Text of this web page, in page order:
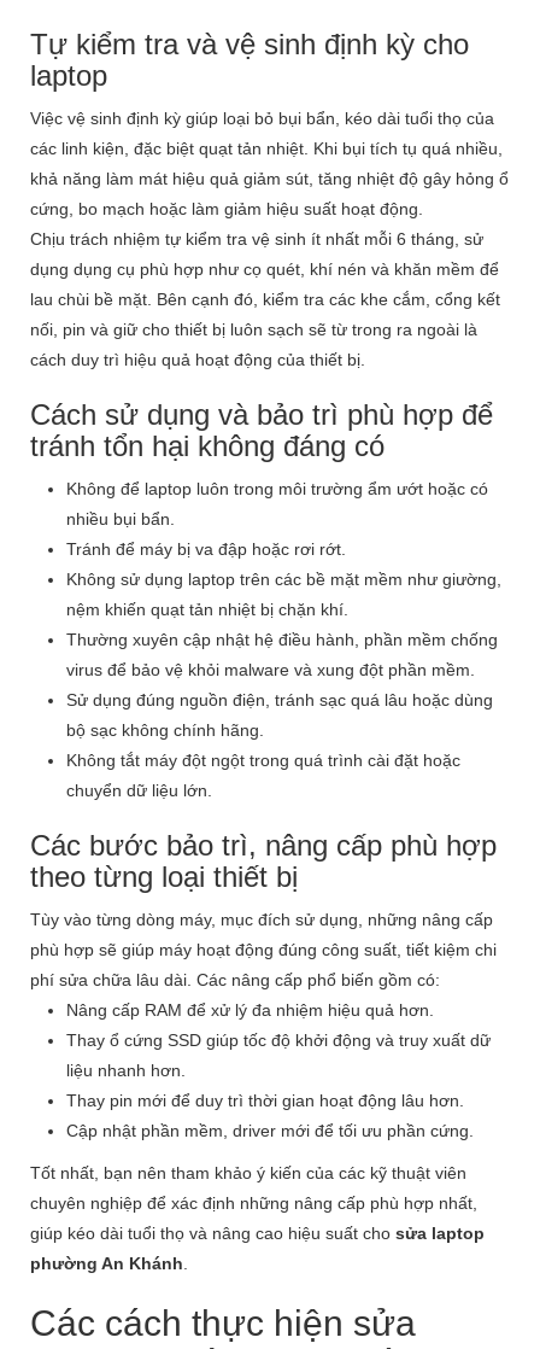
Tự kiểm tra và vệ sinh định kỳ cho
laptop
Việc vệ sinh định kỳ giúp loại bỏ bụi bẩn, kéo dài tuổi thọ của
các linh kiện, đặc biệt quạt tản nhiệt. Khi bụi tích tụ quá nhiều,
khả năng làm mát hiệu quả giảm sút, tăng nhiệt độ gây hỏng ổ
cứng, bo mạch hoặc làm giảm hiệu suất hoạt động.
Chịu trách nhiệm tự kiểm tra vệ sinh ít nhất mỗi 6 tháng, sử
dụng dụng cụ phù hợp như cọ quét, khí nén và khăn mềm để
lau chùi bề mặt. Bên cạnh đó, kiểm tra các khe cắm, cổng kết
nối, pin và giữ cho thiết bị luôn sạch sẽ từ trong ra ngoài là
cách duy trì hiệu quả hoạt động của thiết bị.
Cách sử dụng và bảo trì phù hợp để
tránh tổn hại không đáng có
Không để laptop luôn trong môi trường ẩm ướt hoặc có
nhiều bụi bẩn.
Tránh để máy bị va đập hoặc rơi rớt.
Không sử dụng laptop trên các bề mặt mềm như giường,
nệm khiến quạt tản nhiệt bị chặn khí.
Thường xuyên cập nhật hệ điều hành, phần mềm chống
virus để bảo vệ khỏi malware và xung đột phần mềm.
Sử dụng đúng nguồn điện, tránh sạc quá lâu hoặc dùng
bộ sạc không chính hãng.
Không tắt máy đột ngột trong quá trình cài đặt hoặc
chuyển dữ liệu lớn.
Các bước bảo trì, nâng cấp phù hợp
theo từng loại thiết bị
Tùy vào từng dòng máy, mục đích sử dụng, những nâng cấp
phù hợp sẽ giúp máy hoạt động đúng công suất, tiết kiệm chi
phí sửa chữa lâu dài. Các nâng cấp phổ biến gồm có:
Nâng cấp RAM để xử lý đa nhiệm hiệu quả hơn.
Thay ổ cứng SSD giúp tốc độ khởi động và truy xuất dữ
liệu nhanh hơn.
Thay pin mới để duy trì thời gian hoạt động lâu hơn.
Cập nhật phần mềm, driver mới để tối ưu phần cứng.
Tốt nhất, bạn nên tham khảo ý kiến của các kỹ thuật viên
chuyên nghiệp để xác định những nâng cấp phù hợp nhất,
giúp kéo dài tuổi thọ và nâng cao hiệu suất cho sửa laptop
phường An Khánh
Các cách thực hiện sửa